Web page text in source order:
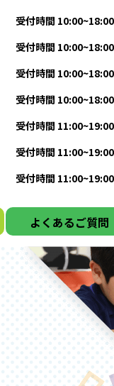
受付時間 10:00~18:00
受付時間 10:00~18:00
受付時間 10:00~18:00
受付時間 10:00~18:00
受付時間 11:00~19:00
受付時間 11:00~19:00
受付時間 11:00~19:00
よくあるご質問